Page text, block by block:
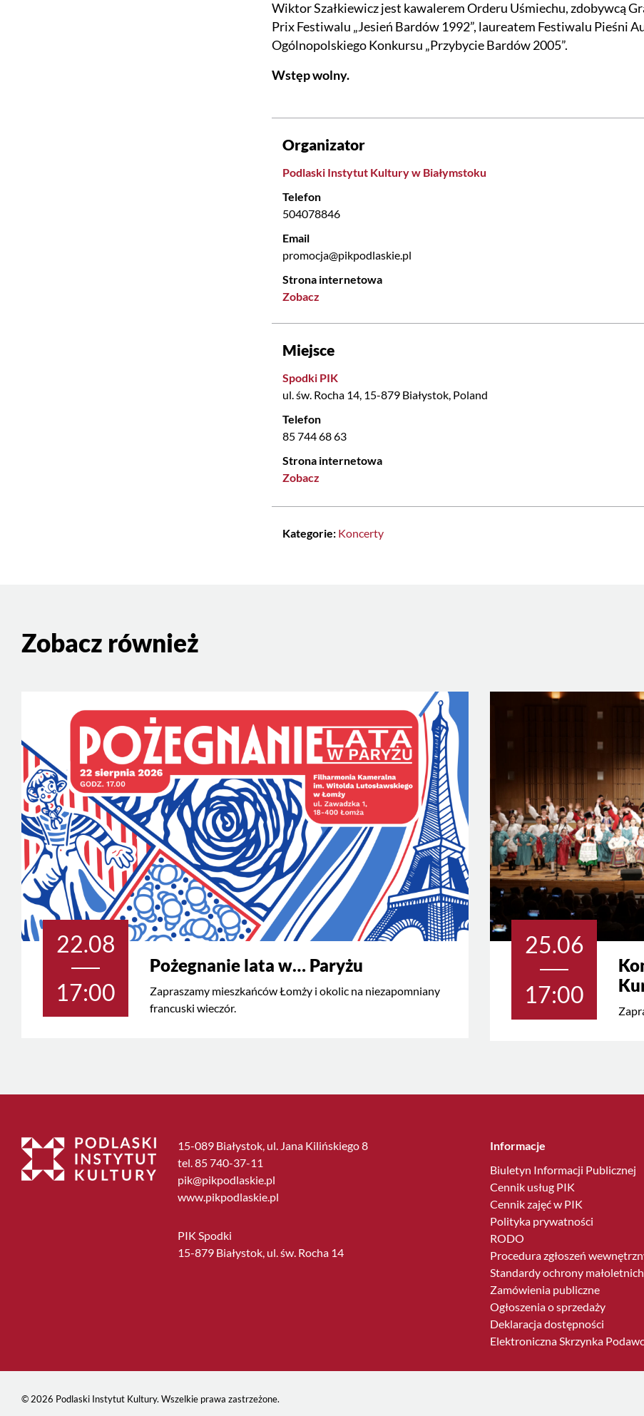
Wiktor Szałkiewicz jest kawalerem Orderu Uśmiechu, zdobywcą
Prix Festiwalu „Jesień Bardów 1992”, laureatem Festiwalu Pieśni
Ogólnopolskiego Konkursu „Przybycie Bardów 2005”.
Wstęp wolny.
Organizator
Podlaski Instytut Kultury w Białymstoku
Telefon
504078846
Email
promocja@pikpodlaskie.pl
Strona internetowa
Zobacz
Miejsce
Spodki PIK
ul. św. Rocha 14, 15-879 Białystok, Poland
Telefon
85 744 68 63
Strona internetowa
Zobacz
Kategorie: Koncerty
Zobacz również
22.08
17:00
Pożegnanie lata w… Paryżu
Zapraszamy mieszkańców Łomży i okolic na niezapomniany
francuski wieczór.
25.06
17:00
15-089 Białystok, ul. Jana Kilińskiego 8
tel. 85 740-37-11
pik@pikpodlaskie.pl
www.pikpodlaskie.pl
PIK Spodki
15-879 Białystok, ul. św. Rocha 14
Informacje
Biuletyn Informacji Publicznej
Cennik usług PIK
Cennik zajęć w PIK
Polityka prywatności
RODO
Procedura zgłoszeń
Standardy ochrony małoletnich
Zamówienia publiczne
Ogłoszenia o sprzedaży
Deklaracja dostępności
Elektroniczna Skrzynka
© 2026 Podlaski Instytut Kultury. Wszelkie prawa zastrzeżone.